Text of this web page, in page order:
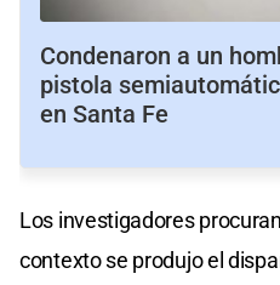
Condenaron a un
pistola
en Santa Fe
Los investigadores
contexto se produjo el